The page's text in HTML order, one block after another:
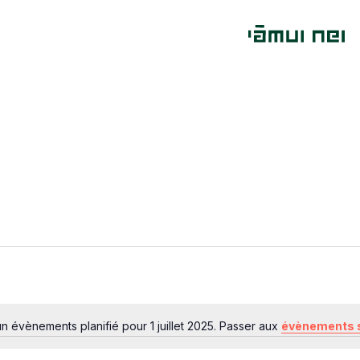
Notice
évènements planifié pour 1 juillet 2025. Passer aux évènements